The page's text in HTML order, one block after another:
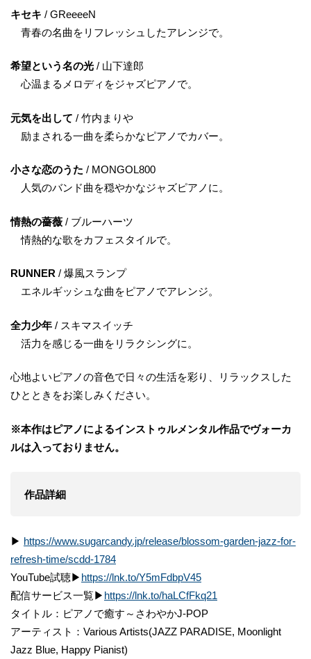
キセキ / GReeeeN
青春の名曲をリフレッシュしたアレンジで。
希望という名の光 / 山下達郎
心温まるメロディをジャズピアノで。
元気を出して / 竹内まりや
励まされる一曲を柔らかなピアノでカバー。
小さな恋のうた / MONGOL800
人気のバンド曲を穏やかなジャズピアノに。
情熱の薔薇 / ブルーハーツ
情熱的な歌をカフェスタイルで。
RUNNER / 爆風スランプ
エネルギッシュな曲をピアノでアレンジ。
全力少年 / スキマスイッチ
活力を感じる一曲をリラクシングに。
心地よいピアノの音色で日々の生活を彩り、リラックスした
ひとときをお楽しみください。
※本作はピアノによるインストゥルメンタル作品でヴォーカ
ルは入っておりません。
作品詳細
▶ https://www.sugarcandy.jp/release/blossom-garden-jazz-for-
refresh-time/scdd-1784
YouTube試聴▶ https://lnk.to/Y5mFdbpV45
配信サービス⼀覧▶ https://lnk.to/haLCfFkq21
タイトル：ピアノで癒す～さわやかJ-POP
アーティスト：Various Artists(JAZZ PARADISE, Moonlight
Jazz Blue, Happy Pianist)